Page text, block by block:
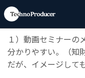
◆「 技術者に知っ
のご利用
１）動画セミナーの
分かりやすい。（知
だが、イメージして